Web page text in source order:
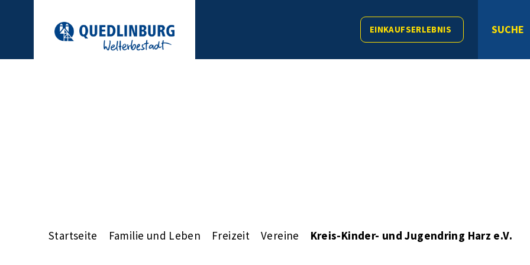
EINKAUFSERLEBNIS SUCHE
Startseite Familie und Leben Freizeit Vereine Kreis-Kinder- und Jugendring Harz e.V.